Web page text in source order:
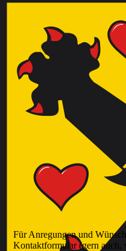
Für Anregungen und
Kontaktformular (gern auch,